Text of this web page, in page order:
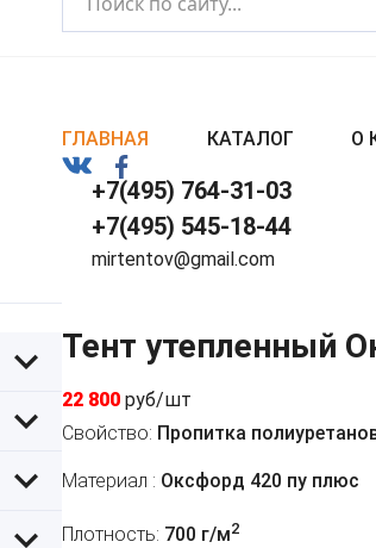
ГЛАВНАЯ КАТАЛОГ О
+7(495) 764-31-03
+7(495) 545-18-44
mirtentov@gmail.com
Тент утепленный
22 800 руб/шт
Свойство: Пропитка
Материал : Оксфорд 420 пу плюс
Плотность: 700 г/м2